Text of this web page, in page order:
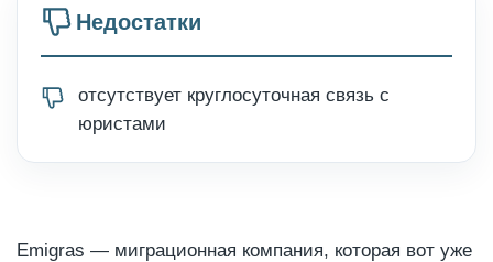
Недостатки
отсутствует круглосуточная связь с
юристами
Emigras — миграционная компания, которая вот уже